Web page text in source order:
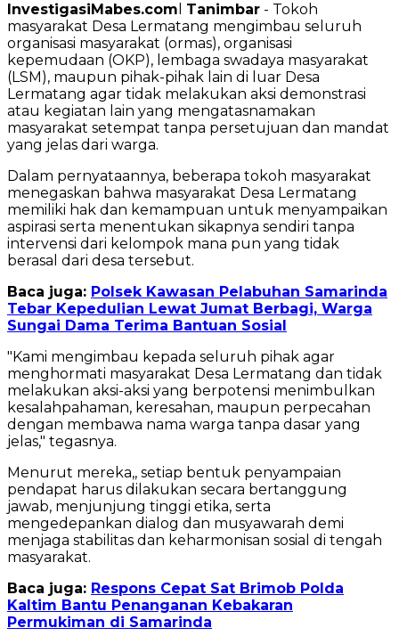
InvestigasiMabes.com Tanimbar - Tokoh
masyarakat Desa Lermatang mengimbau seluruh
organisasi masyarakat (ormas), organisasi
kepemudaan (OKP), lembaga swadaya masyarakat
(LSM), maupun pihak-pihak lain di luar Desa
Lermatang agar tidak melakukan aksi demonstrasi
atau kegiatan lain yang mengatasnamakan
masyarakat setempat tanpa persetujuan dan mandat
yang jelas dari warga.
Dalam pernyataannya, beberapa tokoh masyarakat
menegaskan bahwa masyarakat Desa Lermatang
memiliki hak dan kemampuan untuk menyampaikan
aspirasi serta menentukan sikapnya sendiri tanpa
intervensi dari kelompok mana pun yang tidak
berasal dari desa tersebut.
Baca juga: Polsek Kawasan Pelabuhan Samarinda
Tebar Kepedulian Lewat Jumat Berbagi, Warga
Sungai Dama Terima Bantuan Sosial
"Kami mengimbau kepada seluruh pihak agar
menghormati masyarakat Desa Lermatang dan tidak
melakukan aksi-aksi yang berpotensi menimbulkan
kesalahpahaman, keresahan, maupun perpecahan
dengan membawa nama warga tanpa dasar yang
jelas," tegasnya.
Menurut mereka,, setiap bentuk penyampaian
pendapat harus dilakukan secara bertanggung
jawab, menjunjung tinggi etika, serta
mengedepankan dialog dan musyawarah demi
menjaga stabilitas dan keharmonisan sosial di tengah
masyarakat.
Baca juga: Respons Cepat Sat Brimob Polda
Kaltim Bantu Penanganan Kebakaran
Permukiman di Samarinda